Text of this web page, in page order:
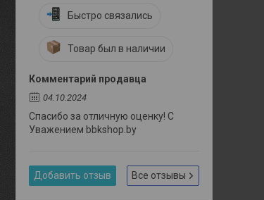
Быстро связались
Товар был в наличии
Комментарий продавца
04.10.2024
Спасибо за отличную оценку! С
Уважением bbkshop.by
Добавить отзыв Все отзывы